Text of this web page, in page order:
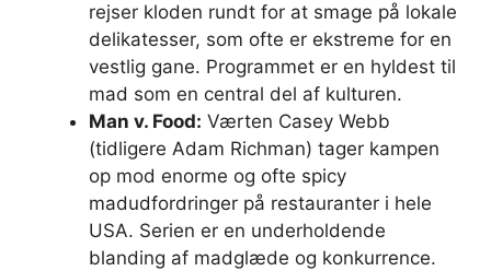
rejser kloden rundt for at smage på lokale
delikatesser, som ofte er ekstreme for en
vestlig gane. Programmet er en hyldest til
mad som en central del af kulturen.
Man v. Food: Værten Casey Webb
(tidligere Adam Richman) tager kampen
op mod enorme og ofte spicy
madudfordringer på restauranter i hele
USA. Serien er en underholdende
blanding af madglæde og konkurrence.